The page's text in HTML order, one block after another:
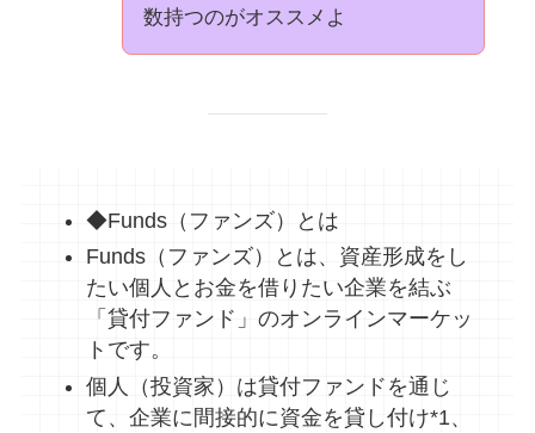
数持つのがオススメよ
◆Funds（ファンズ）とは
Funds（ファンズ）とは、資産形成をし
たい個人とお金を借りたい企業を結ぶ
「貸付ファンド」のオンラインマーケッ
トです。
個人（投資家）は貸付ファンドを通じ
て、企業に間接的に資金を貸し付け*1、